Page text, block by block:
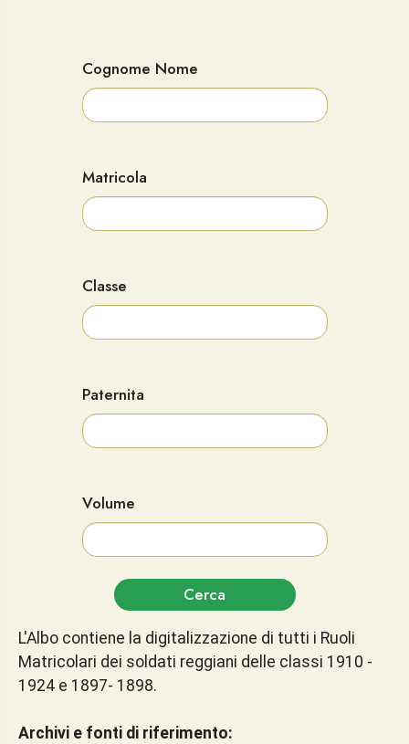
Cognome Nome
Matricola
Classe
Paternita
Volume
Cerca
L'Albo contiene la digitalizzazione di tutti i Ruoli
Matricolari dei soldati reggiani delle classi 1910 -
1924 e 1897- 1898.
Archivi e fonti di riferimento: